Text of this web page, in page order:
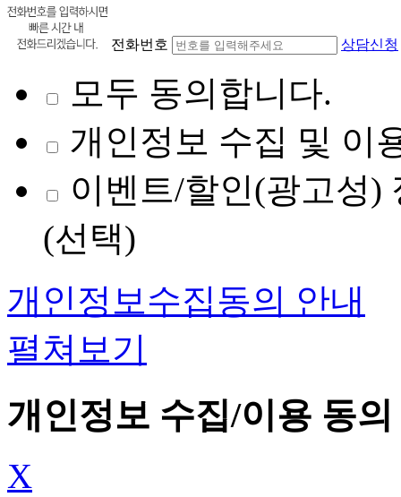
전화번호 상담신청
모두 동의합니다.
개인정보 수집 및 이
이벤트/할인(광고성)
(선택)
개인정보수집동의 안내
펼쳐보기
개인정보 수집/이용 동
X